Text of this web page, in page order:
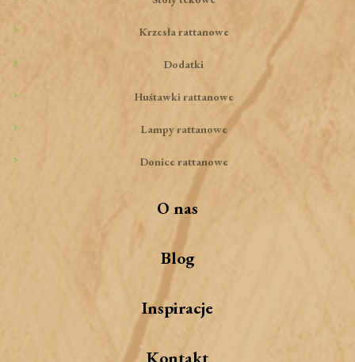
Krzesła rattanowe
Dodatki
Huśtawki rattanowe
Lampy rattanowe
Donice rattanowe
O nas
Blog
Inspiracje
Kontakt